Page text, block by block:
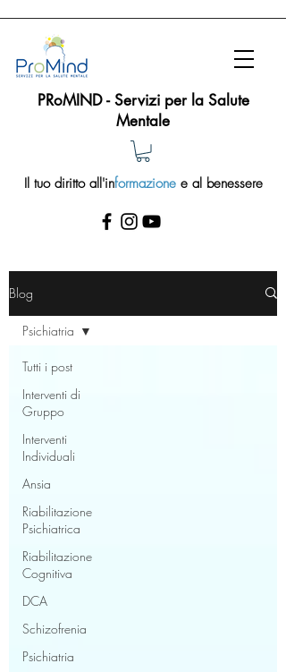
PRoMIND - Servizi per la Salute
Mentale
Il tuo diritto all'informazionee al benessere
Blog
Tutti i post
Interventi di
Gruppo
Interventi
Individuali
Ansia
Riabilitazione
Psichiatrica
Riabilitazione
Cognitiva
DCA
Schizofrenia
Psichiatria
Psichiatria